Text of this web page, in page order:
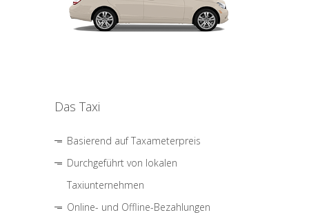
Das Taxi
Basierend auf Taxameterpreis
Durchgeführt von lokalen
Taxiunternehmen
Online- und Offline-Bezahlungen